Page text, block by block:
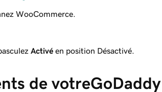
WooCommerce.
Activé en position Désactivé.
de votreGoDaddy